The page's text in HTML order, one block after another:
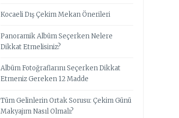
Kocaeli Dış Çekim Mekan Önerileri
Panoramik Albüm Seçerken Nelere
Dikkat Etmelisiniz?
Albüm Fotoğraflarını Seçerken Dikkat
Etmeniz Gereken 12 Madde
Tüm Gelinlerin Ortak Sorusu: Çekim Günü
Makyajım Nasıl Olmalı?